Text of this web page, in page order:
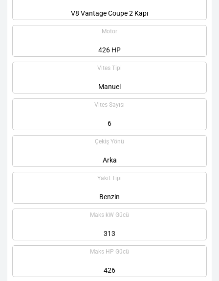
V8 Vantage Coupe 2 Kapı
Motor
426 HP
Vites Tipi
Manuel
Vites Sayısı
6
Çekiş Yönü
Arka
Yakıt Tipi
Benzin
Maks kW Gücü
313
Maks HP Gücü
426